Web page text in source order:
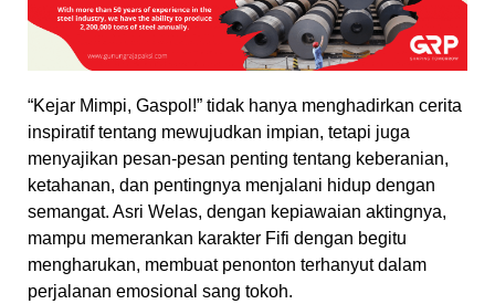
“Kejar Mimpi, Gaspol!” tidak hanya menghadirkan cerita
inspiratif tentang mewujudkan impian, tetapi juga
menyajikan pesan-pesan penting tentang keberanian,
ketahanan, dan pentingnya menjalani hidup dengan
semangat. Asri Welas, dengan kepiawaian aktingnya,
mampu memerankan karakter Fifi dengan begitu
mengharukan, membuat penonton terhanyut dalam
perjalanan emosional sang tokoh.